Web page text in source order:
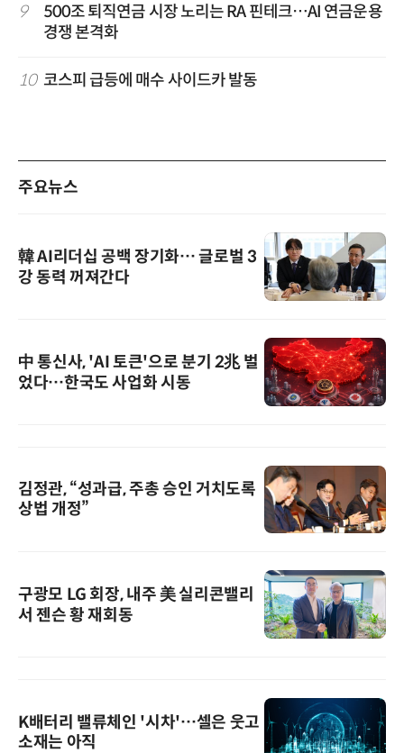
9
500조 퇴직연금 시장 노리는 RA 핀테크…AI 연금운용
경쟁 본격화
10 코스피 급등에 매수 사이드카 발동
주요뉴스
韓 AI리더십 공백 장기화… 글로벌 3
강 동력 꺼져간다
中 통신사, 'AI 토큰'으로 분기 2兆 벌
었다…한국도 사업화 시동
김정관, “성과급, 주총 승인 거치도록
상법 개정”
구광모 LG 회장, 내주 美 실리콘밸리
서 젠슨 황 재회동
K배터리 밸류체인 '시차'…셀은 웃고
소재는 아직